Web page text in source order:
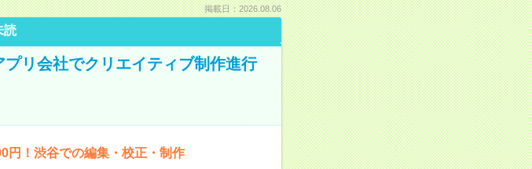
掲載日：2026.08.06
読
リ会社でクリエイティブ制作進行
円！渋谷での編集・校正・制作